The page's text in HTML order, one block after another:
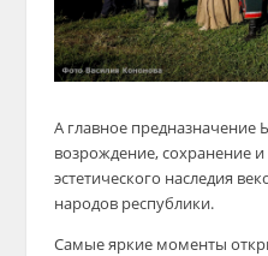
А главное предназначение
возрождение, сохранение
эстетического наследия
народов республики.
Самые яркие моменты